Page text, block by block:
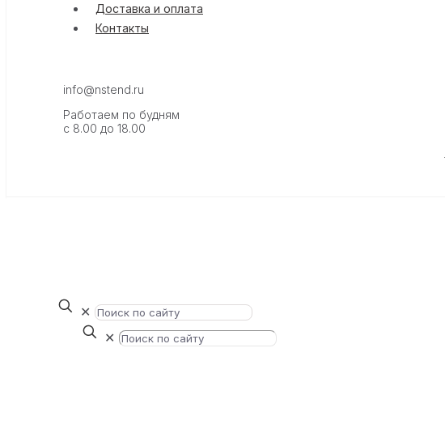
Доставка и оплата
Контакты
info@nstend.ru
Работаем по будням
с 8.00 до 18.00
✕
✕